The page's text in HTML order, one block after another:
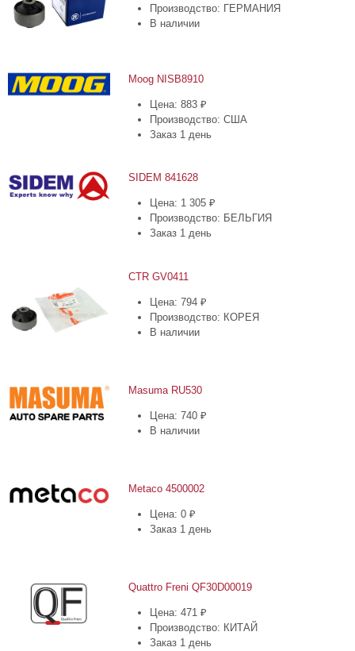
Производство: ГЕРМАНИЯ
В наличии
Moog NISB8910
Цена: 883 ₽
Производство: США
Заказ 1 день
SIDEM 841628
Цена: 1 305 ₽
Производство: БЕЛЬГИЯ
Заказ 1 день
CTR GV0411
Цена: 794 ₽
Производство: КОРЕЯ
В наличии
Masuma RU530
Цена: 740 ₽
В наличии
Metaco 4500002
Цена: 0 ₽
Заказ 1 день
Quattro Freni QF30D00019
Цена: 471 ₽
Производство: КИТАЙ
Заказ 1 день